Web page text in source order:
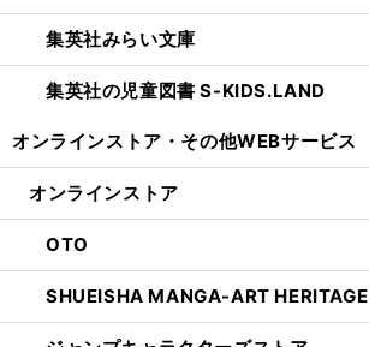
集英社みらい文庫
集英社の児童図書 S-KIDS.LAND
オンラインストア・ その他WEBサービス
オンラインストア
OTO
SHUEISHA MANGA-ART HERITAGE